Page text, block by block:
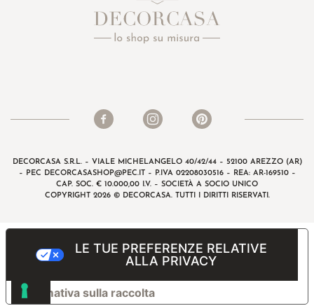
DECORCASA S.R.L. – VIALE MICHELANGELO 40/42/44 – 52100 AREZZO (AR)
– PEC DECORCASASHOP@PEC.IT– P.IVA 02208030516 – REA: AR-169510 –
CAP. SOC. € 10.000,00 I.V. – SOCIETÀ A SOCIO UNICO
COPYRIGHT 2026 © DECORCASA. TUTTI I DIRITTI RISERVATI.
Informativa sulla raccolta
LE TUE PREFERENZE RELATIVE
ALLA PRIVACY